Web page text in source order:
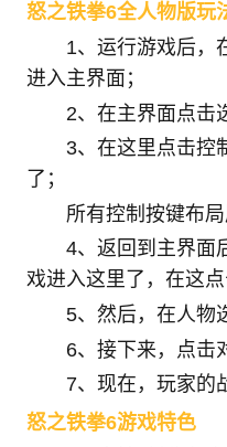
怒之铁拳6全人物版玩
1、运行游戏后，
进入主界面；
2、在主界面点击
3、在这里点击控
了；
所有控制按键布
4、返回到主界面
戏进入这里了，在这
5、然后，在人物
6、接下来，点击
7、现在，玩家的
怒之铁拳6游戏特色